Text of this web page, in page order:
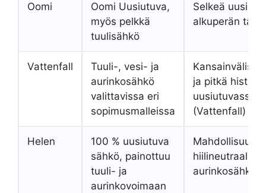
Oomi
Oomi Uusiutuva,
myös pelkkä
tuulisähkö
Selkeä
alkuperän
Vattenfall
Tuuli-, vesi- ja
aurinkosähkö
valittavissa eri
sopimusmalleissa
ja pitkä historia
uusiutuvassa
(Vattenfall)
Helen
100 % uusiutuva
sähkö, painottuu
tuuli- ja
aurinkovoimaan
Mahdollisuus